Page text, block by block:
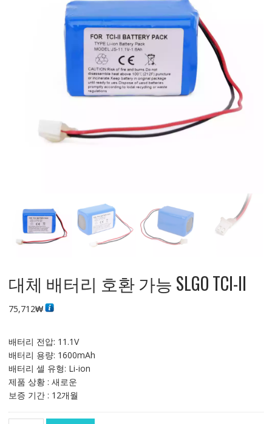
대체 배터리 호환 가능 SLGO TCI-II
75,712₩
배터리 전압: 11.1V
배터리 용량: 1600mAh
배터리 셀 유형: Li-ion
제품 상황 : 새로운
보증 기간 : 12개월